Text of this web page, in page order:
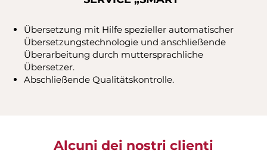
Übersetzung mit Hilfe spezieller automatischer
Übersetzungstechnologie und anschließende
Überarbeitung durch muttersprachliche
Übersetzer.
Abschließende Qualitätskontrolle.